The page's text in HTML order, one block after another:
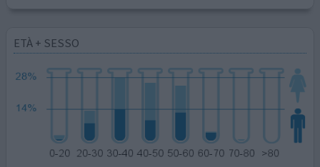
ETÀ + SESSO